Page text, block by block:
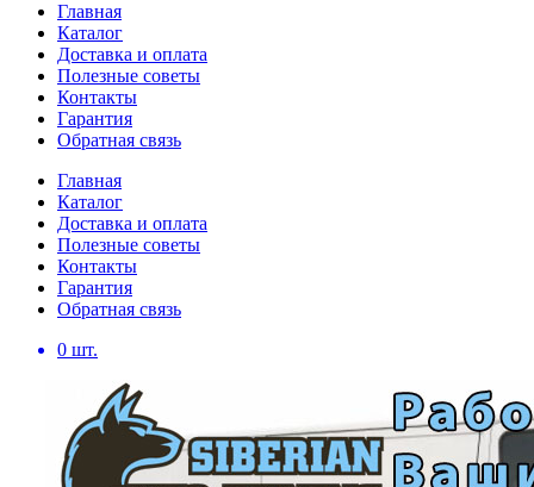
Главная
Каталог
Доставка и оплата
Полезные советы
Контакты
Гарантия
Обратная связь
Главная
Каталог
Доставка и оплата
Полезные советы
Контакты
Гарантия
Обратная связь
0 шт.